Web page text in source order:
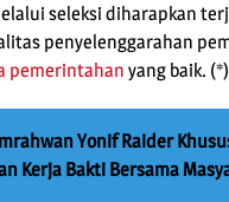
seleksi diharapkan
penyelenggarahan
pemerintahan yang baik. (*)
Yonif Raider
Kerja Bakti Bersama